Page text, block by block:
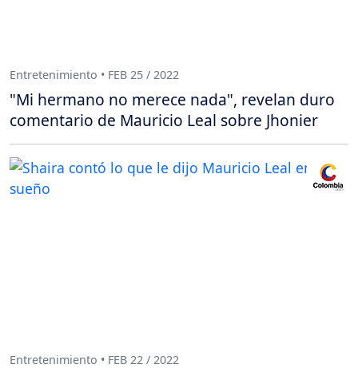
Entretenimiento • FEB 25 / 2022
"Mi hermano no merece nada", revelan duro
comentario de Mauricio Leal sobre Jhonier
Entretenimiento • FEB 22 / 2022